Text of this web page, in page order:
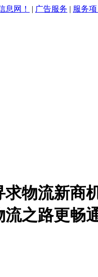
息网！ | 广告服务 | 服务
求物流新商
之路更畅